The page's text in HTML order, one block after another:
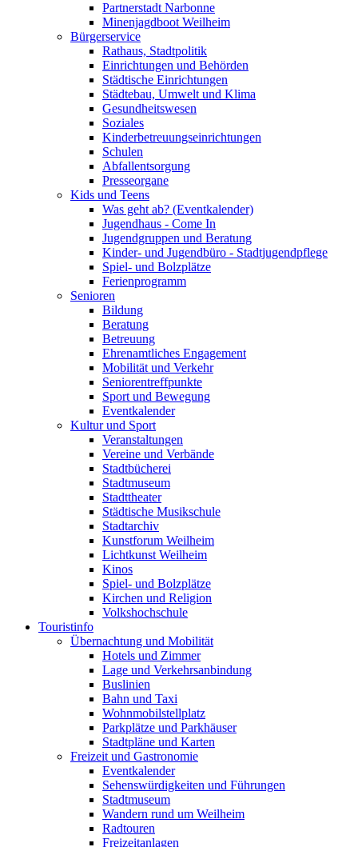
Partnerstadt Narbonne
Minenjagdboot Weilheim
Bürgerservice
Rathaus, Stadtpolitik
Einrichtungen und Behörden
Städtische Einrichtungen
Städtebau, Umwelt und Klima
Gesundheitswesen
Soziales
Kinderbetreuungseinrichtungen
Schulen
Abfallentsorgung
Presseorgane
Kids und Teens
Was geht ab? (Eventkalender)
Jugendhaus - Come In
Jugendgruppen und Beratung
Kinder- und Jugendbüro - Stadtjugendpflege
Spiel- und Bolzplätze
Ferienprogramm
Senioren
Bildung
Beratung
Betreuung
Ehrenamtliches Engagement
Mobilität und Verkehr
Seniorentreffpunkte
Sport und Bewegung
Eventkalender
Kultur und Sport
Veranstaltungen
Vereine und Verbände
Stadtbücherei
Stadtmuseum
Stadttheater
Städtische Musikschule
Stadtarchiv
Kunstforum Weilheim
Lichtkunst Weilheim
Kinos
Spiel- und Bolzplätze
Kirchen und Religion
Volkshochschule
Touristinfo
Übernachtung und Mobilität
Hotels und Zimmer
Lage und Verkehrsanbindung
Buslinien
Bahn und Taxi
Wohnmobilstellplatz
Parkplätze und Parkhäuser
Stadtpläne und Karten
Freizeit und Gastronomie
Eventkalender
Sehenswürdigkeiten und Führungen
Stadtmuseum
Wandern rund um Weilheim
Radtouren
Freizeitanlagen